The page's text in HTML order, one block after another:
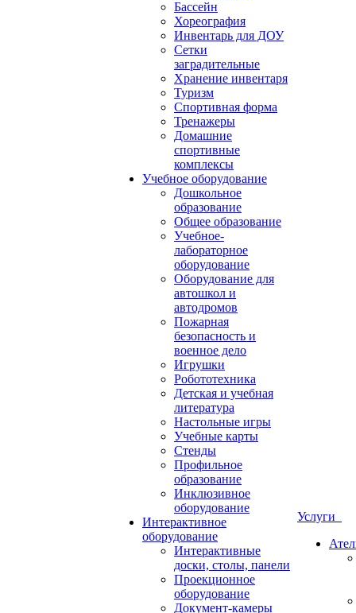
Бассейн
Хореография
Инвентарь для ДОУ
Сетки
заградительные
Хранение инвентаря
Туризм
Спортивная форма
Тренажеры
Домашние
спортивные
комплексы
Учебное оборудование
Дошкольное
образование
Общее образование
Учебное-
лабораторное
оборудование
Оборудование для
автошкол и
автодромов
Пожарная
безопасность и
военное дело
Игрушки
Робототехника
Детская и учебная
литература
Настольные игры
Учебные карты
Стенды
Профильное
образование
Инклюзивное
оборудование
Интерактивное
оборудование
Интерактивные
доски, столы, панели
Проекционное
оборудование
Документ-камеры
Услуги